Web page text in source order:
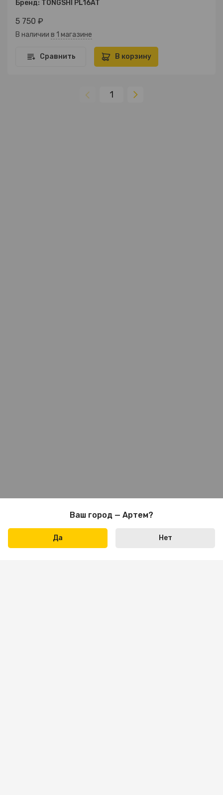
Ваш город — Артем?
Да Нет
Бренд: TONGSHI PL16AT
5 750 ₽
В наличии в 1 магазине
Сравнить В корзину
1